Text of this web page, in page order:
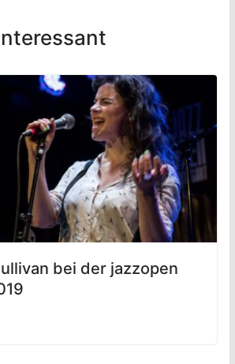
bei der jazzopen